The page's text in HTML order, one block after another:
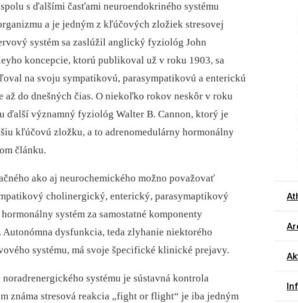
s ďalšími časťami neuroendokriného systému
a je jedným z kľúčových zložiek stresovej
systém sa zaslúžil anglický fyziológ John
koncepcie, ktorú publikoval už v roku 1903, sa
na svoju sympatikovú, parasympatikovú a enterickú
až do dnešných čias. O niekoľko rokov neskôr v roku
ďalší významný fyziológ Walter B. Cannon, ktorý je
kľúčovú zložku, a to adrenomedulárny hormonálny
článku.
ako aj neuro­chemického možno považovať
cholinergický, enterický, parasymaptikový
systém za samostatné komponenty
Autonómna dysfunkcia, teda zlyhanie niektorého
systému, má svoje špecifické klinické prejavy.
systému je sústavná kontrola
známa stresová reakcia „fight or flight“ je iba jedným